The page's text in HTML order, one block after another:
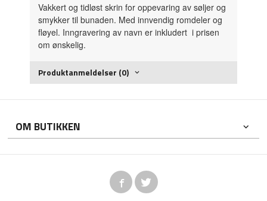
Vakkert og tidløst skrin for oppevaring av søljer og
smykker til bunaden. Med innvendig romdeler og
fløyel. Inngravering av navn er inkludert i prisen
om ønskelig.
Produktanmeldelser (0)
OM BUTIKKEN